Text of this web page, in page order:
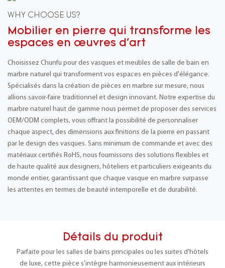
WHY CHOOSE US?
Mobilier en pierre qui transforme les
espaces en œuvres d'art
Choisissez Chunfu pour des vasques et meubles de salle de bain en
marbre naturel qui transforment vos espaces en pièces d'élégance.
Spécialisés dans la création de pièces en marbre sur mesure, nous
allions savoir-faire traditionnel et design innovant. Notre expertise du
marbre naturel haut de gamme nous permet de proposer des services
OEM/ODM complets, vous offrant la possibilité de personnaliser
chaque aspect, des dimensions aux finitions de la pierre en passant
par le design des vasques. Sans minimum de commande et avec des
matériaux certifiés RoHS, nous fournissons des solutions flexibles et
de haute qualité aux designers, hôteliers et particuliers exigeants du
monde entier, garantissant que chaque vasque en marbre surpasse
les attentes en termes de beauté intemporelle et de durabilité.
Détails du produit
Parfaite pour les salles de bains principales ou les suites d'hôtels
de luxe, cette pièce s'intègre harmonieusement aux intérieurs